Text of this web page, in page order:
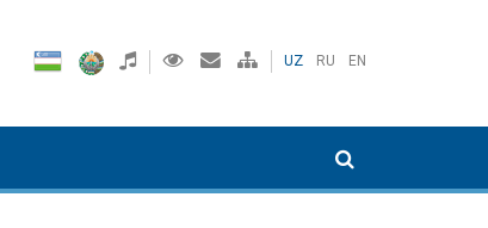
UZ RU EN